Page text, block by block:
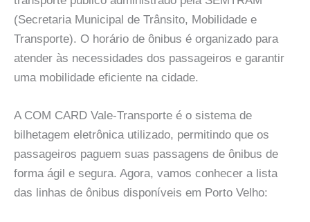
(Secretaria Municipal de Trânsito, Mobilidade e
Transporte). O horário de ônibus é organizado para
atender às necessidades dos passageiros e garantir
uma mobilidade eficiente na cidade.
A COM CARD Vale-Transporte é o sistema de
bilhetagem eletrônica utilizado, permitindo que os
passageiros paguem suas passagens de ônibus de
forma ágil e segura. Agora, vamos conhecer a lista
das linhas de ônibus disponíveis em Porto Velho: